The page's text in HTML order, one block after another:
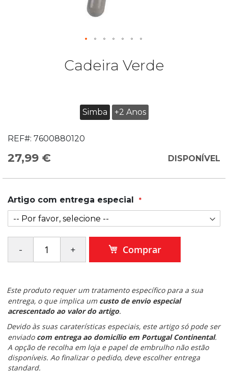
Cadeira Verde
Simba +2 Anos
REF#: 7600880120
27,99 € DISPONÍVEL
Artigo com entrega especial
Comprar
Este produto requer um tratamento específico para a sua
entrega, o que implica um custo de envio especial
acrescentado ao valor do artigo.
Devido às suas caraterísticas especiais, este artigo só pode ser
enviado com entrega ao domicílio em Portugal Continental.
A opção de recolha em loja e papel de embrulho não estão
disponíveis. Ao finalizar o pedido, deve escolher entrega
standard.